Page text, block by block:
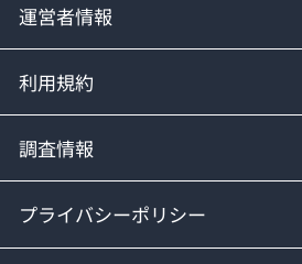
運営者情報
利用規約
調査情報
プライバシーポリシー